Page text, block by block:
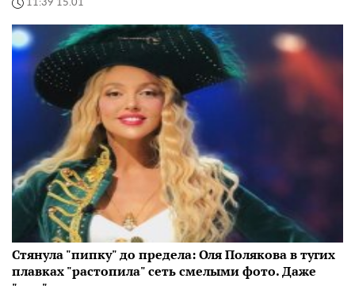
11:39 15.01
Стянула "пипку" до предела: Оля Полякова в тугих
плавках "растопила" сеть смелыми фото. Даже